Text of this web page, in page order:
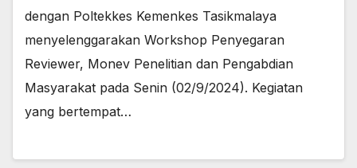
dengan Poltekkes Kemenkes Tasikmalaya
menyelenggarakan Workshop Penyegaran
Reviewer, Monev Penelitian dan Pengabdian
Masyarakat pada Senin (02/9/2024). Kegiatan
yang bertempat…